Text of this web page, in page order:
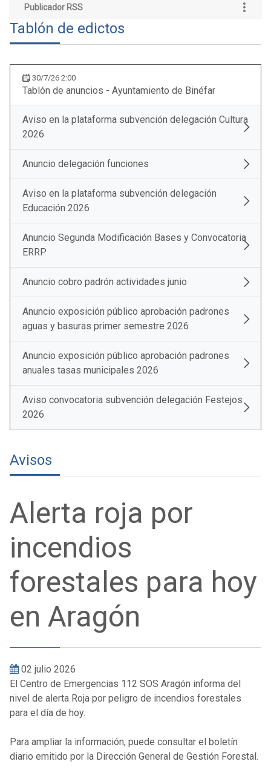
Publicador RSS
Tablón de edictos
30/7/26 2:00
Tablón de anuncios - Ayuntamiento de Binéfar
Aviso en la plataforma subvención delegación Cultura
2026
Anuncio delegación funciones
Aviso en la plataforma subvención delegación
Educación 2026
Anuncio Segunda Modificación Bases y Convocatoria
ERRP
Anuncio cobro padrón actividades junio
Anuncio exposición público aprobación padrones
aguas y basuras primer semestre 2026
Anuncio exposición público aprobación padrones
anuales tasas municipales 2026
Aviso convocatoria subvención delegación Festejos
2026
Avisos
Alerta roja por
incendios
forestales para hoy
en Aragón
02 julio 2026
El Centro de Emergencias 112 SOS Aragón informa del
nivel de alerta Roja por peligro de incendios forestales
para el día de hoy.
Para ampliar la información, puede consultar el boletín
diario emitido por la Dirección General de Gestión Forestal.